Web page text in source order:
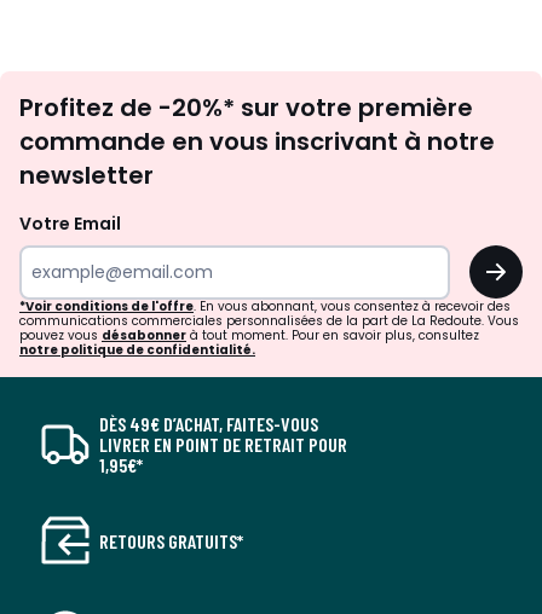
newsletter
Profitez de -20%* sur votre première
commande en vous inscrivant à notre
newsletter
Votre Email
OK
*Voir conditions de l'offre. En vous abonnant, vous consentez à recevoir des
communications commerciales personnalisées de la part de La Redoute. Vous
pouvez vous désabonner à tout moment. Pour en savoir plus, consultez
notre politique de confidentialité.
DÈS 49€ D’ACHAT, FAITES-VOUS
LIVRER EN POINT DE RETRAIT POUR
1,95€*
RETOURS GRATUITS*